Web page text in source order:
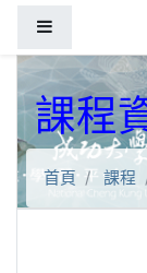
課程
首頁 課程